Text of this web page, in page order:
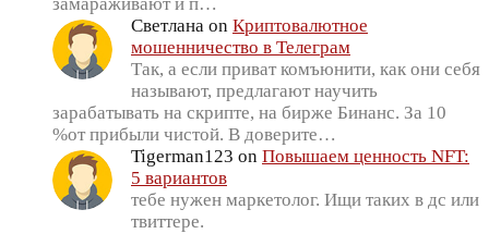
Светлана on Криптовалютное
мошенничество в Телеграм
Так, а если приват комъюнити, как они себя
называют, предлагают научить
зарабатывать на скрипте, на бирже Бинанс. За 10
%от прибыли чистой. В доверите…
Tigerman123 on Повышаем ценность NFT:
5 вариантов
тебе нужен маркетолог. Ищи таких в дс или
твиттере.